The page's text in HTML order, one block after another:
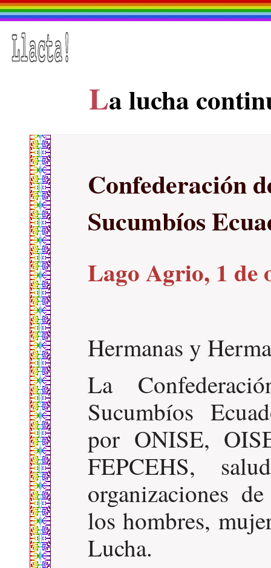
La lucha
Confederación
Sucumbíos
Lago Agrio, 1 de
Hermanas y
La
Sucumbíos
por ONISE,
FEPCEHS,
organizaciones
los hombres,
Lucha.